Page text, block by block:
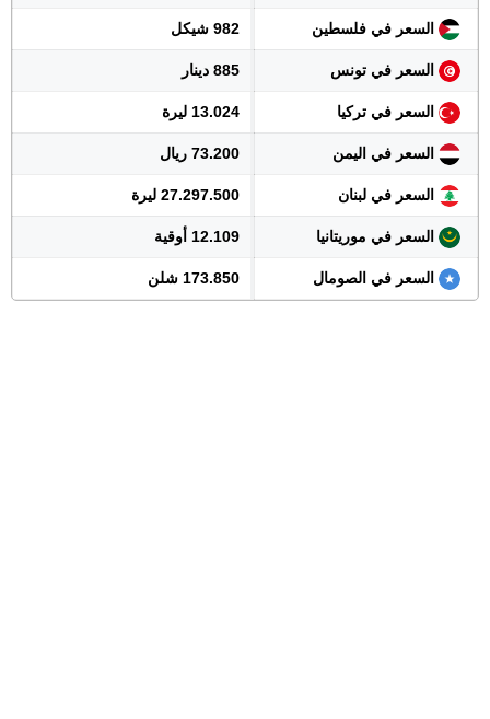
السعر في فلسطين 982 شيكل
السعر في تونس 885 دينار
السعر في تركيا 13.024 ليرة
السعر في اليمن 73.200 ريال
السعر في لبنان 27.297.500 ليرة
السعر في موريتانيا 12.109 أوقية
السعر في الصومال 173.850 شلن